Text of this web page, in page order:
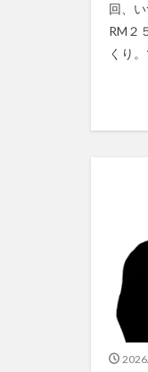
回、
RM２
くり